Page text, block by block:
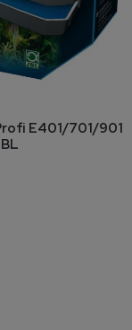
E401/701/901